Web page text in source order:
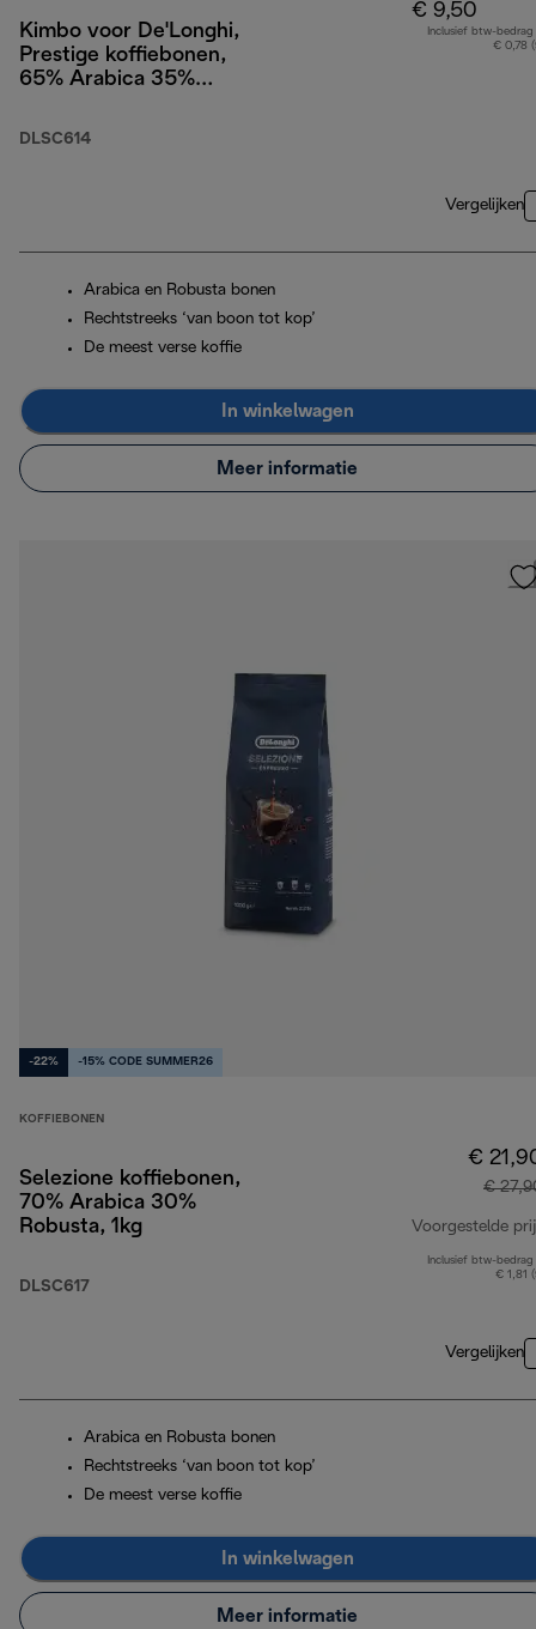
Kimbo voor De'Longhi,
Prestige koffiebonen,
65% Arabica 35%
DLSC614
€ 9,50
Inclusief btw-bedrag
€ 0,78
Vergelijken
Arabica en Robusta bonen
Rechtstreeks ‘van boon tot kop’
De meest verse koffie
In winkelwagen
Meer informatie
-22% -15% CODE SUMMER26
KOFFIEBONEN
Selezione koffiebonen,
70% Arabica 30%
Robusta, 1kg
DLSC617
€
€
Voorgestelde
Inclusief btw-bedrag
€ 1,81
Vergelijken
Arabica en Robusta bonen
Rechtstreeks ‘van boon tot kop’
De meest verse koffie
In winkelwagen
Meer informatie